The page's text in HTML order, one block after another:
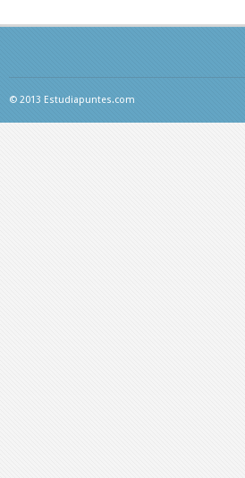
© 2013 Estudiapuntes.com